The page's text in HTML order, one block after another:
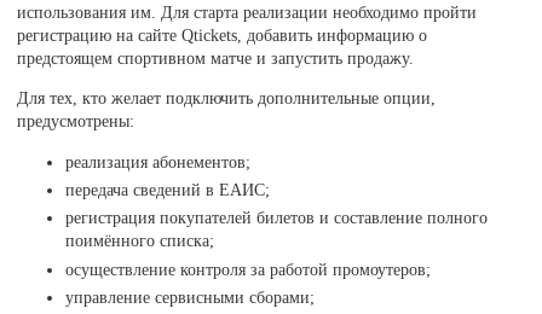
использования им. Для старта реализации необходимо пройти
регистрацию на сайте Qtickets, добавить информацию о
предстоящем спортивном матче и запустить продажу.
Для тех, кто желает подключить дополнительные опции,
предусмотрены:
реализация абонементов;
передача сведений в ЕАИС;
регистрация покупателей билетов и составление полного
поимённого списка;
осуществление контроля за работой промоутеров;
управление сервисными сборами;